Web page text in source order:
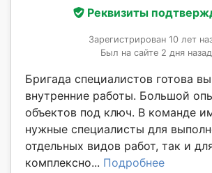
Реквизиты
Зарегистрирован 10 лет
Был на сайте 2 дня назад
Бригада специалистов готова
внутренние работы. Большой
объектов под ключ. В команде
нужные специалисты для
отдельных видов работ, так и
комплексно... Подробнее